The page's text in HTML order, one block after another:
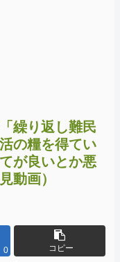
繰り返し難民
の糧を得てい
が良いとか悪
動画）
0 コピー